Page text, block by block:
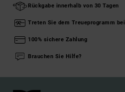
Rückgabe innerhalb von 30 Tagen
Treten Sie dem Treueprogramm bei
100% sichere Zahlung
Brauchen Sie Hilfe?